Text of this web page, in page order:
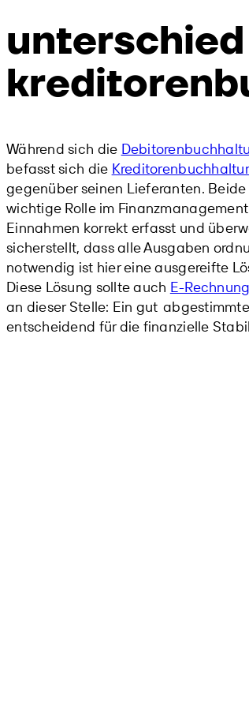
Während sich die
befasst sich die
gegenüber seinen Lieferanten.
wichtige Rolle im
Einnahmen korrekt erfasst und
sicherstellt, dass alle Ausgaben
notwendig ist hier eine ausgereifte
Diese Lösung sollte auch E-
an dieser Stelle: Ein gut
entscheidend für die finanzielle